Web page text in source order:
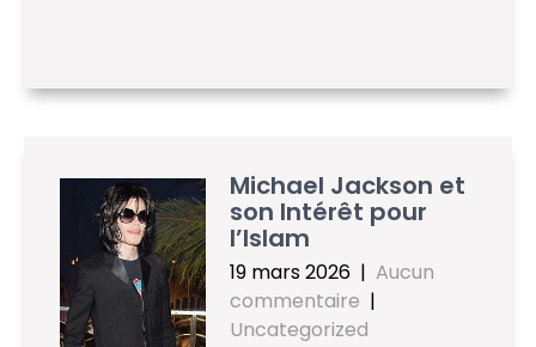
Michael Jackson et
son Intérêt pour
l’Islam
19 mars 2026 | Aucun
commentaire |
Uncategorized